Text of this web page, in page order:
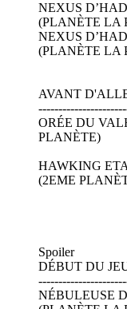
NEXUS
(PLANÈTE LA
NEXUS
(PLANÈTE LA
AVANT
ORÉE DU
PLANÈTE)
HAWKING
(2EME
Spoiler
DÉBUT DU
NÉBULEUSE